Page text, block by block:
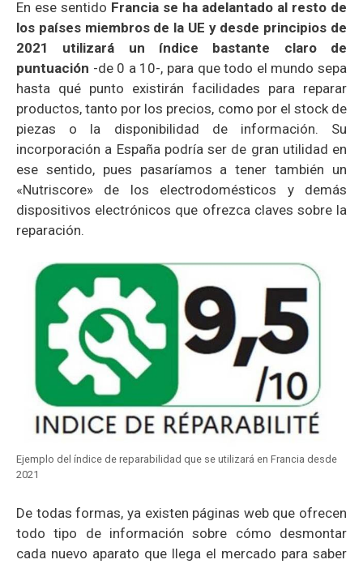
En ese sentido Francia se ha adelantado al resto de
los países miembros de la UE y desde principios de
2021 utilizará un índice bastante claro de
puntuación -de 0 a 10-, para que todo el mundo sepa
hasta qué punto existirán facilidades para reparar
productos, tanto por los precios, como por el stock de
piezas o la disponibilidad de información. Su
incorporación a España podría ser de gran utilidad en
ese sentido, pues pasaríamos a tener también un
«Nutriscore» de los electrodomésticos y demás
dispositivos electrónicos que ofrezca claves sobre la
reparación.
Ejemplo del índice de reparabilidad que se utilizará en Francia desde
2021
De todas formas, ya existen páginas web que ofrecen
todo tipo de información sobre cómo desmontar
cada nuevo aparato que llega el mercado para saber